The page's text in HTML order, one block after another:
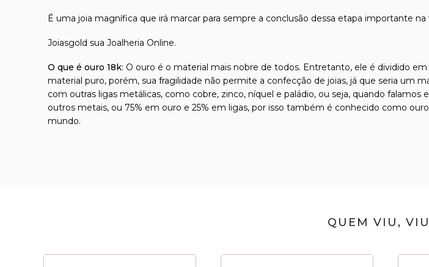
É uma joia magnífica que irá marcar para sempre a conclusão dessa etapa importante
Joiasgold sua Joalheria Online.
O que é ouro 18k: O ouro é o material mais nobre de todos. Entretanto, ele é dividido
material puro, porém, sua fragilidade não permite a confecção de joias, já que seria um
com outras ligas metálicas, como cobre, zinco, níquel e paládio, ou seja, quando
outros metais, ou 75% em ouro e 25% em ligas, por isso também é conhecido como
mundo.
QUEM VIU,